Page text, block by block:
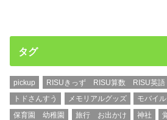
タグ
pickup RISUきっず RISU算数 RISU英語
トドさんすう
メモリアルグッズ モバイ
保育園 幼稚園
旅行 お出かけ 神社